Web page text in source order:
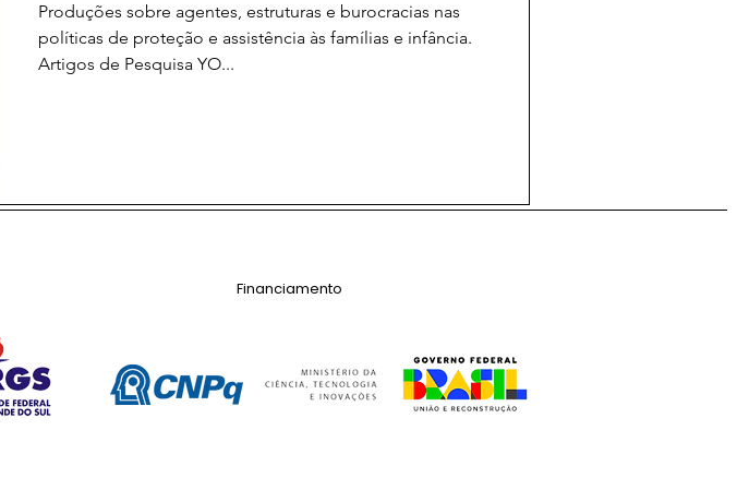
Produções sobre agentes, estruturas e burocracias nas
políticas de proteção e assistência às famílias e infância.
Artigos de Pesquisa YO...
Financiamento